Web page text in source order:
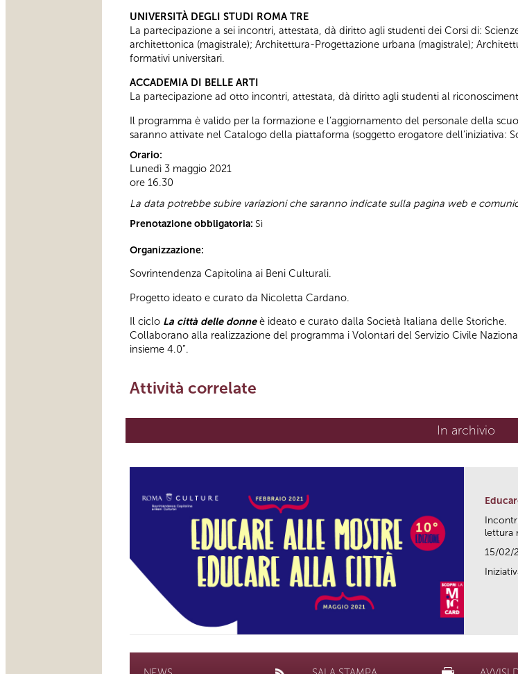
UNIVERSITÀ DEGLI STUDI ROMA TRE
La partecipazione a sei incontri, attestata, dà diritto agli studenti dei Corsi di:
architettonica (magistrale); Architettura-Progettazione urbana (magistrale);
formativi universitari.
ACCADEMIA DI BELLE ARTI
La partecipazione ad otto incontri, attestata, dà diritto agli studenti al
Il programma è valido per la formazione e l’aggiornamento del personale della
saranno attivate nel Catalogo della piattaforma (soggetto erogatore dell’iniziativa:
Orario:
Lunedì 3 maggio 2021
ore 16.30
La data potrebbe subire variazioni che saranno indicate sulla pagina web e
Prenotazione obbligatoria: Sì
Organizzazione:
Sovrintendenza Capitolina ai Beni Culturali.
Progetto ideato e curato da Nicoletta Cardano.
Il ciclo La città delle donneè ideato e curato dalla Società Italiana delle Storiche.
Collaborano alla realizzazione del programma i Volontari del Servizio Civile
insieme 4.0”.
Attività correlate
In archivio
lettura
15/02/